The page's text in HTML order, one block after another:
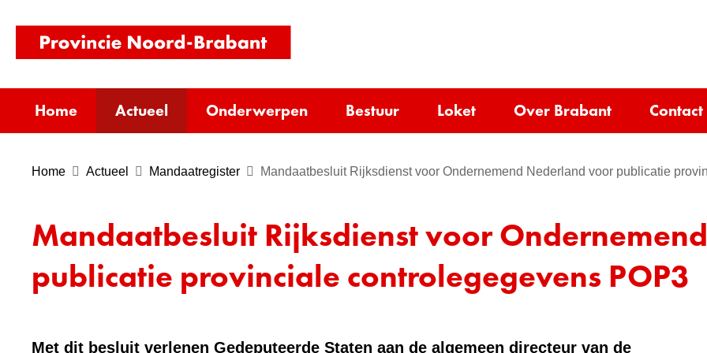
inhoud
homepage)
Home Actueel Onderwerpen Bestuur Loket Over Brabant Contact
Home Actueel Mandaatregister Mandaatbesluit Rijksdienst voor Ondernemend Nederland voor publicatie
Mandaatbesluit Rijksdienst voor
publicatie provinciale controlegegevens POP3
Met dit besluit verlenen Gedeputeerde Staten aan de algemeen directeur van de